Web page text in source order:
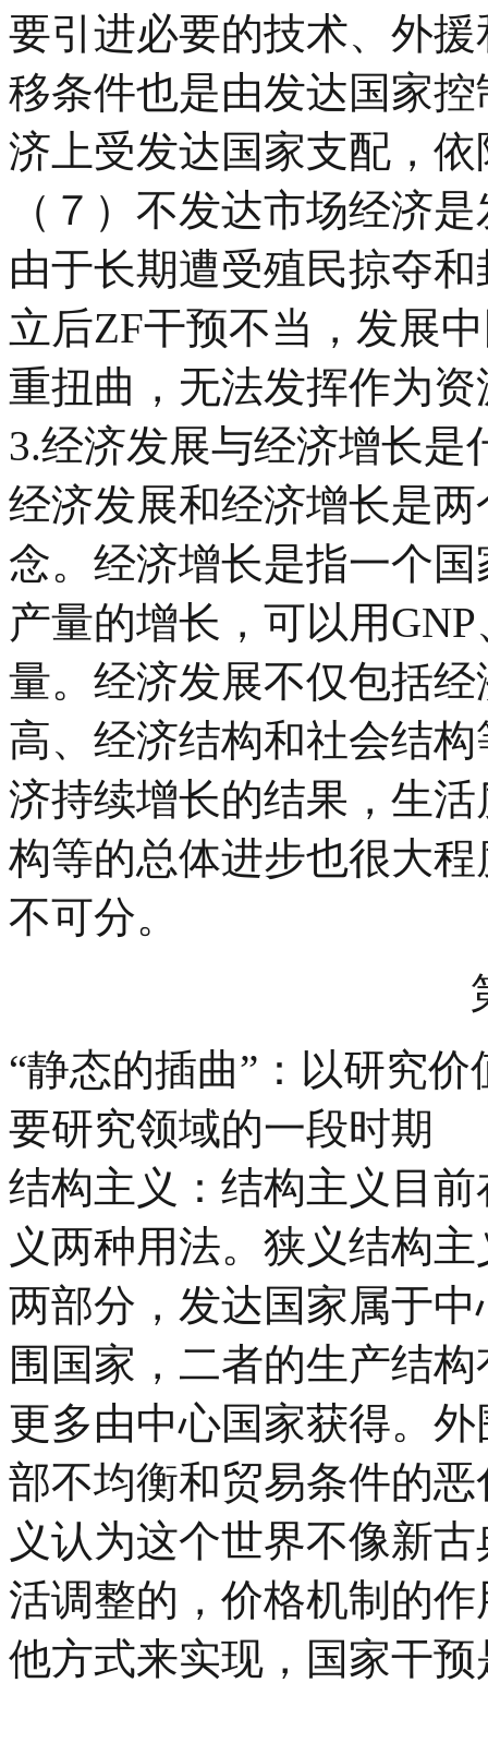
要引进必要的技术、外
移条件也是由发达国家
济上受发达国家支配，
（７）不发达市场经济
由于长期遭受殖民掠夺
立后ZF干预不当，发展
重扭曲，无法发挥作为
3.经济发展与经济增长是
经济发展和经济增长是
念。经济增长是指一个
产量的增长，可以用
量。经济发展不仅包括
高、经济结构和社会结
济持续增长的结果，生
构等的总体进步也很大
不可分。
“静态的插曲” ：以研究
要研究领域的一段时期
结构主义： 结构主义 目
义两种用法。 狭义结构
两部分，发达国家属于
围国家，二者的生产结
更多由中心国家获得。
部不均衡和贸易条件的
义认为这个世界不像新
活调整的，价格机制的
他方式来实现，国家干